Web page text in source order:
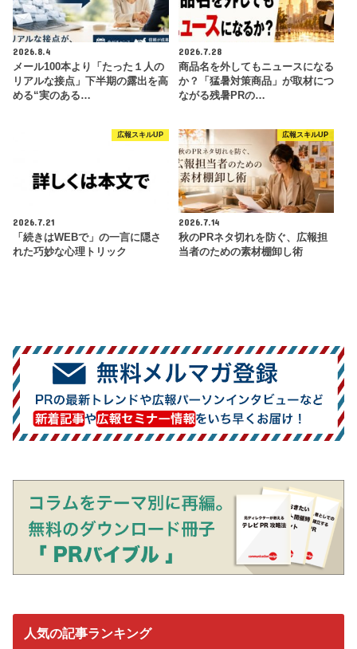
2026.8.4
メール100本より「たった１人の
リアルな接点」下半期の露出を高
める“実のある…
2026.7.28
商品名を外してもニュースになる
か？「猛暑対策商品」が取材につ
ながる残暑PRの…
広報スキルUP
2026.7.21
「続きはWEBで」の一言に隠さ
れた巧妙な心理トリック
広報スキルUP
2026.7.14
秋のPRネタ切れを防ぐ、広報担
当者のための素材棚卸し術
人気の記事ランキング